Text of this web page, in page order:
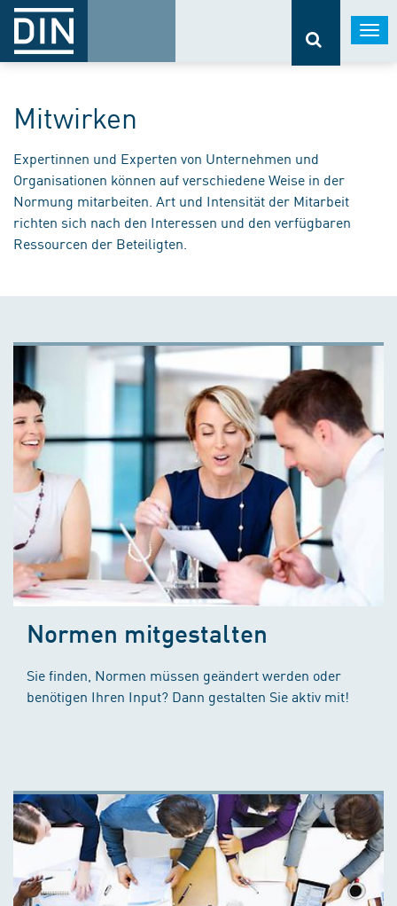
Mitwirken
Expertinnen und Experten von Unternehmen und
Organisationen können auf verschiedene Weise in der
Normung mitarbeiten. Art und Intensität der Mitarbeit
richten sich nach den Interessen und den verfügbaren
Ressourcen der Beteiligten.
Normen mitgestalten
Sie finden, Normen müssen geändert werden oder
benötigen Ihren Input? Dann gestalten Sie aktiv mit!